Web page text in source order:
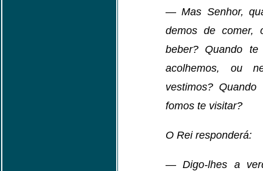
— Mas Senhor,
demos de
beber? Quando
acolhemos, ou
vestimos?
fomos te visitar?
O Rei responderá:
— Digo-lhes a